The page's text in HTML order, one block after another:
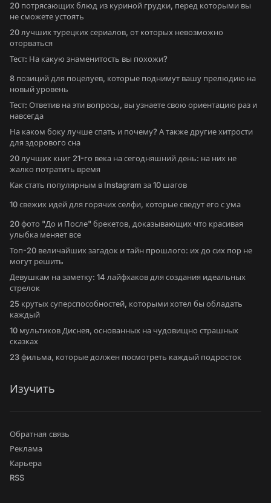
20 потрясающих блюд из куриной грудки, перед которыми вы
не сможете устоять
20 лучших турецких сериалов, от которых невозможно
оторваться
Тест: На какую знаменитость вы похожи?
8 позиций для поцелуев, которые поднимут вашу прелюдию на
новый уровень
Тест: Ответив на эти вопросы, вы узнаете свою ориентацию раз и
навсегда
На каком боку лучше спать и почему? А также другие хитрости
для здорового сна
20 лучших книг 21-го века на сегодняшний день: на них не
жалко потратить время
Как стать популярным в Instagram за 10 шагов
10 свежих идей для горячих селфи, которые сведут его с ума
20 фото "До и После" брекетов, доказывающих что красивая
улыбка меняет все
Топ-20 величайших загадок и тайн прошлого: их до сих пор не
могут решить
Девушкам на заметку: 14 лайфхаков для создания идеальных
стрелок
25 крутых суперспособностей, которыми хотел бы обладать
каждый
10 мультиков Диснея, основанных на чудовищно страшных
сказках
23 фильма, которые должен посмотреть каждый подросток
Изучить
Обратная связь
Реклама
Карьера
RSS